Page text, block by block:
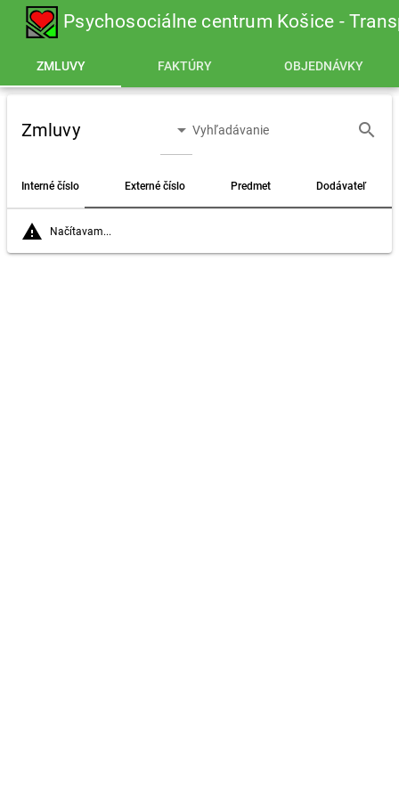
Psychosociálne centrum Košice -
ZMLUVY FAKTÚRY OBJEDNÁVKY
Zmluvy Rok:
arrow_drop_down search
Interné číslo Externé číslo Predmet Dodávateľ
warning Načítavam...